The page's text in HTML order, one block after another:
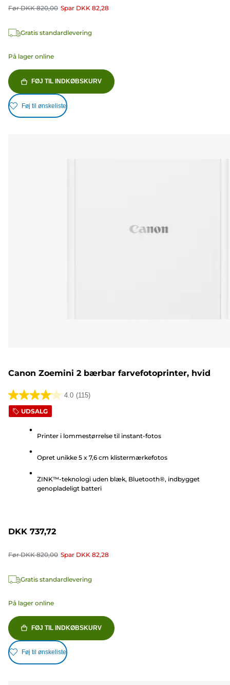
FørDKK 820,00 Spar DKK 82,28
Gratis standardlevering
På lager online
FØJ TIL INDKØBSKURV
Føj til ønskeliste
Canon Zoemini 2 bærbar farvefotoprinter, hvid
4.0 (115)
4.0
ud
stjerner.
anmeldelser
UDSALG
Printer i lommestørrelse til instant-fotos
Opret unikke 5 x 7,6 cm klistermærkefotos
ZINK™-teknologi uden blæk, Bluetooth®, indbygget
genopladeligt batteri
DKK 737,72
FørDKK 820,00 Spar DKK 82,28
Gratis standardlevering
På lager online
FØJ TIL INDKØBSKURV
Føj til ønskeliste